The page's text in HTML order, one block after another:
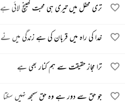
تری محفل میں تیری ہی محبت کھینچ لائی ہے
خدا کی راہ میں قربان کی ہے زندگی میں نے
ترا مجاز حقیقت سے ہم کنار بھی ہے
جو حق سے دور ہے وہ حق سمجھ نہیں سکتا